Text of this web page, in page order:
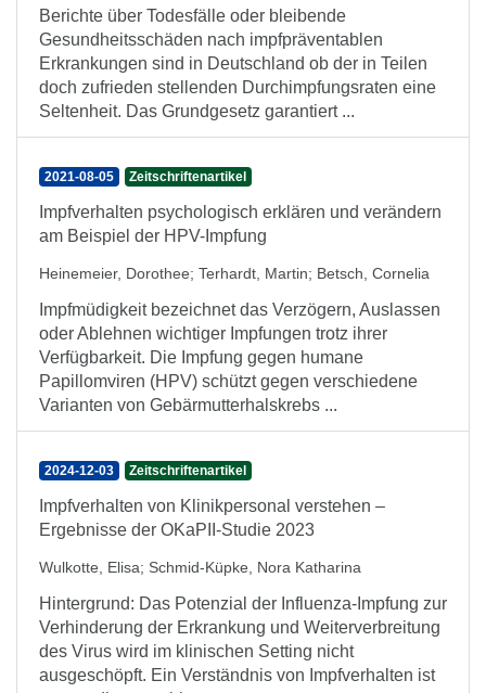
Berichte über Todesfälle oder bleibende
Gesundheitsschäden nach impfpräventablen
Erkrankungen sind in Deutschland ob der in Teilen
doch zufrieden stellenden Durchimpfungsraten eine
Seltenheit. Das Grundgesetz garantiert ...
2021-08-05 Zeitschriftenartikel
Impfverhalten psychologisch erklären und verändern
am Beispiel der HPV-Impfung
Heinemeier, Dorothee; Terhardt, Martin; Betsch, Cornelia
Impfmüdigkeit bezeichnet das Verzögern, Auslassen
oder Ablehnen wichtiger Impfungen trotz ihrer
Verfügbarkeit. Die Impfung gegen humane
Papillomviren (HPV) schützt gegen verschiedene
Varianten von Gebärmutterhalskrebs ...
2024-12-03 Zeitschriftenartikel
Impfverhalten von Klinikpersonal verstehen –
Ergebnisse der OKaPII-Studie 2023
Wulkotte, Elisa; Schmid-Küpke, Nora Katharina
Hintergrund: Das Potenzial der Influenza-Impfung zur
Verhinderung der Erkrankung und Weiterverbreitung
des Virus wird im klinischen Setting nicht
ausgeschöpft. Ein Verständnis von Impfverhalten ist